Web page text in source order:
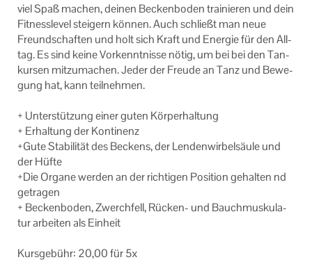
viel Spaß ma­chen, dei­nen Be­cken­bo­den trai­nie­ren und dein
Fit­ness­le­vel stei­gern kön­nen. Auch schließt man neue
Freund­schaf­ten und holt sich Kraft und En­er­gie für den All­
tag. Es sind keine Vor­kennt­nis­se nötig, um bei bei den Tan­
kur­sen mit­zu­ma­chen. Jeder der Freu­de an Tanz und Be­we­
gung hat, kann teil­neh­men.
+ Un­ter­stüt­zung einer guten Kör­per­hal­tung
+ Er­hal­tung der Kon­ti­nenz
+Gute Sta­bi­li­tät des Be­ckens, der Len­den­wir­bel­säu­le und
der Hüfte
+Die Or­ga­ne wer­den an der rich­ti­gen Po­si­ti­on ge­hal­ten nd
ge­tra­gen
+ Be­cken­bo­den, Zwerch­fell, Rücken-​ und Bauch­mus­ku­la­
tur ar­bei­ten als Ein­heit
Kurs­ge­bühr: 20,00 für 5x